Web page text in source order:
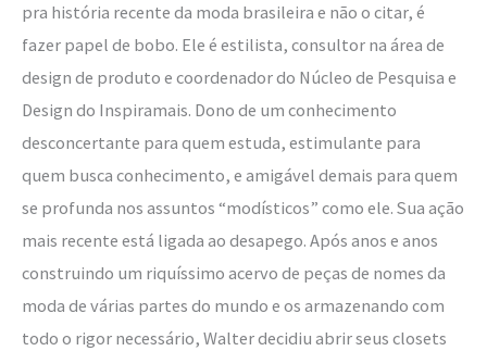
pra história recente da moda brasileira e não o citar, é
fazer papel de bobo. Ele é estilista, consultor na área de
design de produto e coordenador do Núcleo de Pesquisa e
Design do Inspiramais. Dono de um conhecimento
desconcertante para quem estuda, estimulante para
quem busca conhecimento, e amigável demais para quem
se profunda nos assuntos “modísticos” como ele. Sua ação
mais recente está ligada ao desapego. Após anos e anos
construindo um riquíssimo acervo de peças de nomes da
moda de várias partes do mundo e os armazenando com
todo o rigor necessário, Walter decidiu abrir seus closets